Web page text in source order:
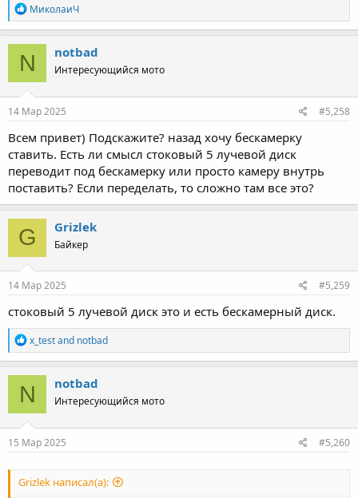
R
e
a
c
i
o
n
s
МиколаиЧ
N notbad
Интересующийся мото
14 Мар 2025 #5,258
Всем привет) Подскажите? назад хочу бескамерку
ставить. Есть ли смысл стоковый 5 лучевой диск
переводит под бескамерку или просто камеру внутрь
поставить? Если переделать, то сложно там все это?
G Grizlek
Байкер
14 Мар 2025 #5,259
стоковый 5 лучевой диск это и есть бескамерный диск.
R
e
a
c
i
o
n
s
x_testand notbad
N notbad
Интересующийся мото
15 Мар 2025 #5,260
Grizlek написал(а):